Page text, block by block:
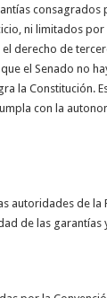
consagrados
ni limitados
derecho de
el Senado no
la Constitución.
con la
autoridades de
de las